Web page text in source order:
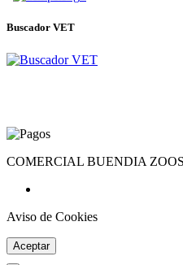
Buscador VET
COMERCIAL BUENDIA
Aviso de Cookies
Aceptar